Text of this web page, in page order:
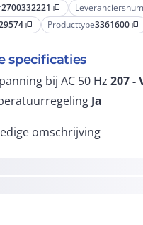
2700332221 content_copy
content_copy Producttype3361600 content_copy
specificaties
bij AC 50 Hz 207 -
Ja
omschrijving